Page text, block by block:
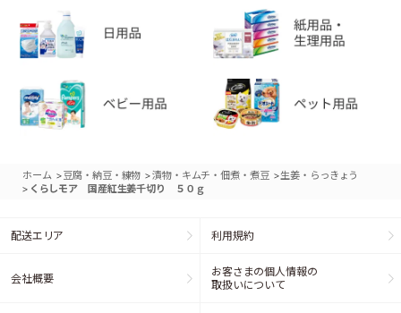
ホーム >豆腐・納豆・練物 >漬物・キムチ・佃煮・煮豆 >生姜・らっきょう
> くらしモア 国産紅生姜千切り ５０ｇ
配送エリア 利用規約
会社概要
お客さまの個人情報の
取扱いについて